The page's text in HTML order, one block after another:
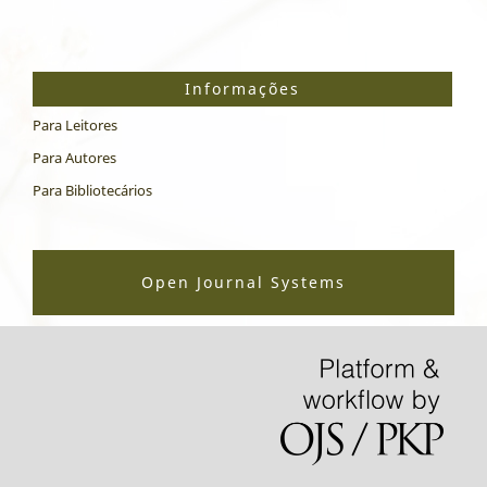
Informações
Para Leitores
Para Autores
Para Bibliotecários
Open Journal Systems